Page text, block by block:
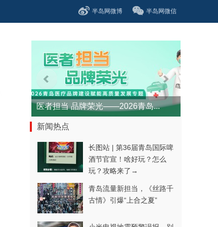
半岛网微博 半岛网微信
医者担当 品牌荣光——2026青岛...
新闻热点
长图站 | 第36届青岛国际啤
酒节官宣！啥好玩？怎么
玩？攻略来了→
青岛流量新担当，《丝路千
古情》引爆“上合之夏”